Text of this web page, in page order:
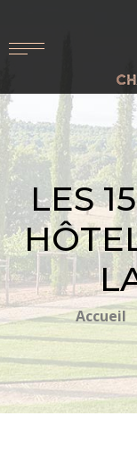
LES
Accueil